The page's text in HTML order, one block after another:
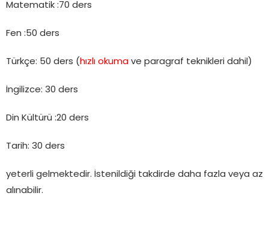
Matematik :70 ders
Fen :50 ders
Türkçe: 50 ders ( hızlı okuma ve paragraf teknikleri dahil)
İngilizce: 30 ders
Din Kültürü :20 ders
Tarih: 30 ders
yeterli gelmektedir. İstenildiği takdirde daha fazla veya az
alınabilir.